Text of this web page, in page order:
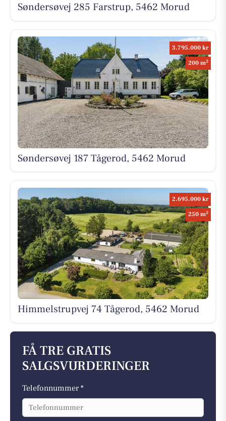
Søndersøvej 285 Farstrup, 5462 Morud
3.795.000 kr
200 m2
Søndersøvej 187 Tågerod, 5462 Morud
2.695.000 kr
250 m2
Himmelstrupvej 74 Tågerod, 5462 Morud
FÅ TRE GRATIS
SALGSVURDERINGER
Telefonnummer *